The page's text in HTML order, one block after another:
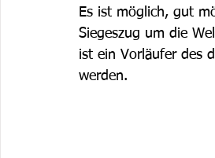
Es ist möglich, gut
Siegeszug um die
ist ein Vorläufer des
werden.